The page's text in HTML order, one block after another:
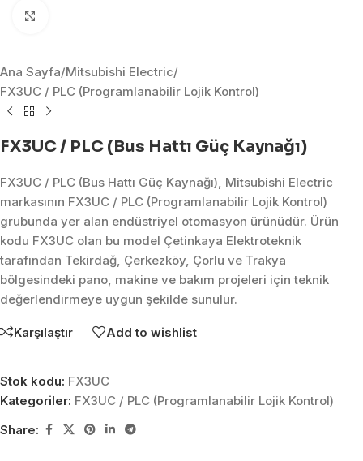
Ana Sayfa/Mitsubishi Electric/
FX3UC / PLC (Programlanabilir Lojik Kontrol)
FX3UC / PLC (Bus Hattı Güç Kaynağı)
FX3UC / PLC (Bus Hattı Güç Kaynağı), Mitsubishi Electric
markasının FX3UC / PLC (Programlanabilir Lojik Kontrol)
grubunda yer alan endüstriyel otomasyon ürünüdür. Ürün
kodu FX3UC olan bu model Çetinkaya Elektroteknik
tarafından Tekirdağ, Çerkezköy, Çorlu ve Trakya
bölgesindeki pano, makine ve bakım projeleri için teknik
değerlendirmeye uygun şekilde sunulur.
Karşılaştır Add to wishlist
Stok kodu: FX3UC
Kategoriler: FX3UC / PLC (Programlanabilir Lojik Kontrol)
Share: